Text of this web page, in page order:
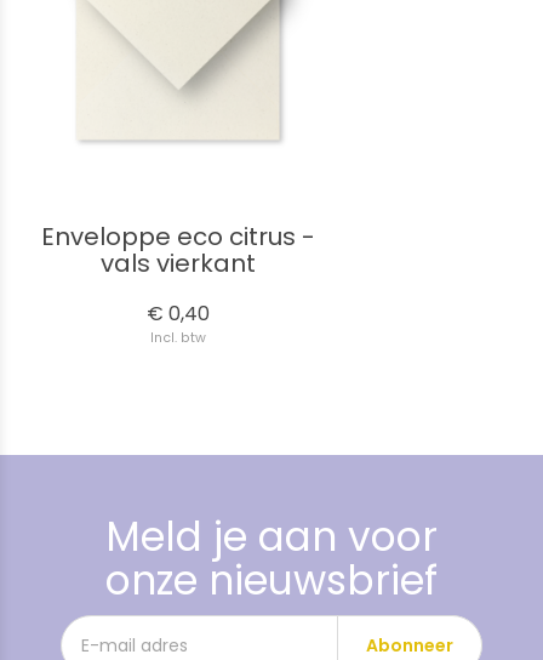
Enveloppe eco citrus -
vals vierkant
€ 0,40
Incl. btw
Meld je aan voor
onze nieuwsbrief
Abonneer